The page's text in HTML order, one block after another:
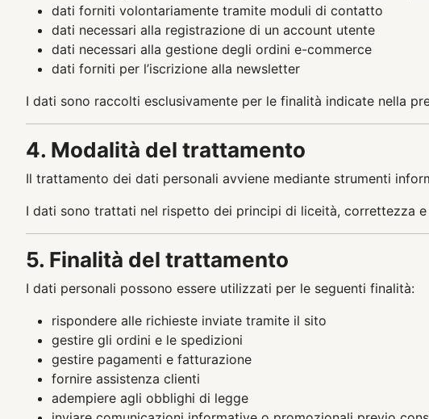
dati forniti volontariamente tramite moduli di contatto
dati necessari alla registrazione di un account utente
dati necessari alla gestione degli ordini e-commerce
dati forniti per l’iscrizione alla newsletter
I dati sono raccolti esclusivamente per le finalità indicate nella
4. Modalità del trattamento
Il trattamento dei dati personali avviene mediante strumenti
I dati sono trattati nel rispetto dei principi di liceità, correttezza e
5. Finalità del trattamento
I dati personali possono essere utilizzati per le seguenti finalità:
rispondere alle richieste inviate tramite il sito
gestire gli ordini e le spedizioni
gestire pagamenti e fatturazione
fornire assistenza clienti
adempiere agli obblighi di legge